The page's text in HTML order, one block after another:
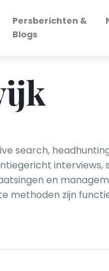
Persberichten &
Blogs
search,
interviews,
en
methoden zijn